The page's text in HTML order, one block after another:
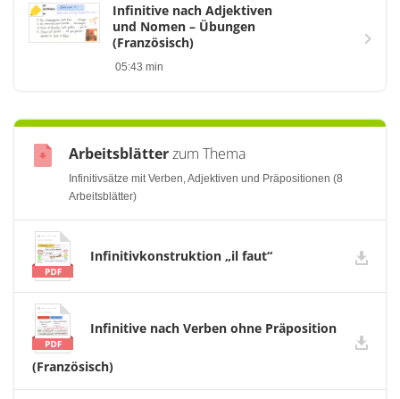
Infinitive nach Adjektiven
und Nomen – Übungen
(Französisch)
05:43 min
Arbeitsblätterzum Thema
Infinitivsätze mit Verben, Adjektiven und Präpositionen (8
Arbeitsblätter)
Infinitivkonstruktion „il faut“
Infinitive nach Verben ohne Präposition
(Französisch)